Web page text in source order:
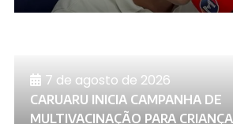
7 de agosto de 2026
CARUARU INICIA CAMPANHA DE
MULTIVACINAÇÃO PARA